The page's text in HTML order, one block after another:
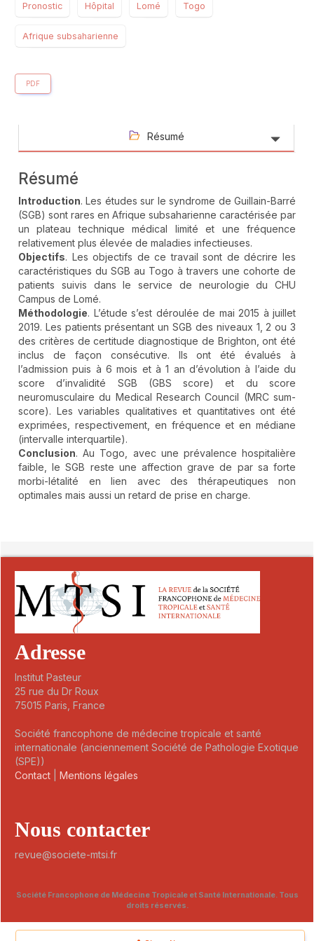
Pronostic Hôpital Lomé Togo
Afrique subsaharienne
PDF
Résumé
Résumé
Introduction. Les études sur le syndrome de Guillain-Barré
(SGB) sont rares en Afrique subsaharienne caractérisée par
un plateau technique médical limité et une fréquence
relativement plus élevée de maladies infectieuses.
Objectifs. Les objectifs de ce travail sont de décrire les
caractéristiques du SGB au Togo à travers une cohorte de
patients suivis dans le service de neurologie du CHU
Campus de Lomé.
Méthodologie. L’étude s’est déroulée de mai 2015 à juillet
2019. Les patients présentant un SGB des niveaux 1, 2 ou 3
des critères de certitude diagnostique de Brighton, ont été
inclus de façon consécutive. Ils ont été évalués à
l’admission puis à 6 mois et à 1 an d’évolution à l’aide du
score d’invalidité SGB (GBS score) et du score
neuromusculaire du Medical Research Council (MRC sum-
score). Les variables qualitatives et quantitatives ont été
exprimées, respectivement, en fréquence et en médiane
(intervalle interquartile).
Conclusion. Au Togo, avec une prévalence hospitalière
faible, le SGB reste une affection grave de par sa forte
morbi-létalité en lien avec des thérapeutiques non
optimales mais aussi un retard de prise en charge.
Adresse
Institut Pasteur
25 rue du Dr Roux
75015 Paris, France
Société francophone de médecine tropicale et santé
internationale (anciennement Société de Pathologie Exotique
(SPE))
Contact
Mentions légales
Nous contacter
revue@societe-mtsi.fr
Société Francophone de Médecine Tropicale et Santé Internationale. Tous
droits réservés.